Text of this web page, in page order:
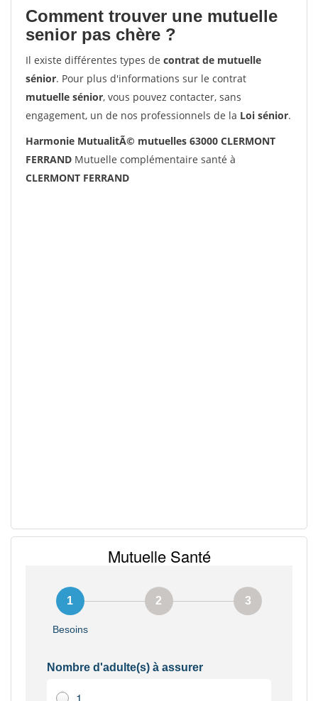
Comment trouver une mutuelle
senior pas chère ?
Il existe différentes types de contrat de mutuelle
sénior. Pour plus d'informations sur le contrat
mutuelle sénior, vous pouvez contacter, sans
engagement, un de nos professionnels de la Loi sénior.
Harmonie MutualitÃ© mutuelles 63000 CLERMONT
FERRAND Mutuelle complémentaire santé à
CLERMONT FERRAND